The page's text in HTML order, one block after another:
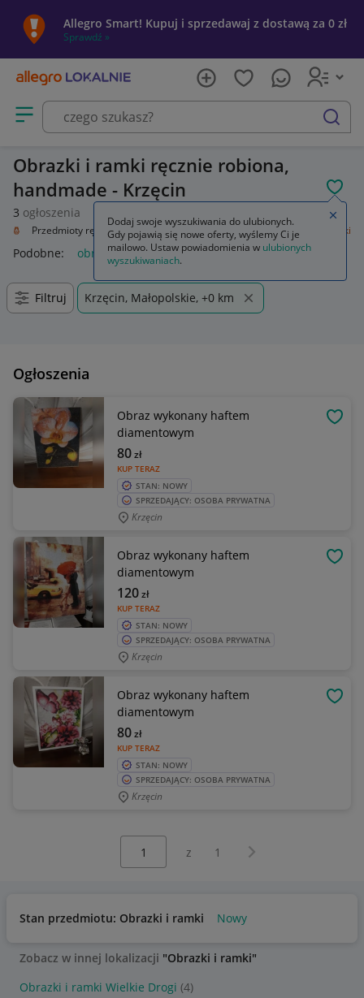
Allegro Smart! Kupuj i sprzedawaj z dostawą za 0 zł
Sprawdź »
Otwórz menu z kategoriami
szukaj
Obrazki i ramki ręcznie robiona,
handmade - Krzęcin
3 ogłoszenia
Przedmioty ręcznie wykonane Wyposażenie domu Obrazki i ramki
Podobne: obrazki i ramki
Filtruj Krzęcin, Małopolskie, +0 km
Ogłoszenia
Obraz wykonany haftem
diamentowym
KUP TERAZ
80zł
STAN: NOWY
SPRZEDAJĄCY: OSOBA PRYWATNA
Krzęcin
Obraz wykonany haftem
diamentowym
KUP TERAZ
120zł
STAN: NOWY
SPRZEDAJĄCY: OSOBA PRYWATNA
Krzęcin
Obraz wykonany haftem
diamentowym
KUP TERAZ
80zł
STAN: NOWY
SPRZEDAJĄCY: OSOBA PRYWATNA
Krzęcin
z 1 Następna strona
Stan przedmiotu: Obrazki i ramki Nowy
Zobacz w innej lokalizacji "Obrazki i ramki"
Obrazki i ramki Wielkie Drogi (4)
Dodaj swoje wyszukiwania do ulubionych.
Gdy pojawią się nowe oferty, wyślemy Ci je
mailowo. Ustaw powiadomienia w ulubionych
wyszukiwaniach.